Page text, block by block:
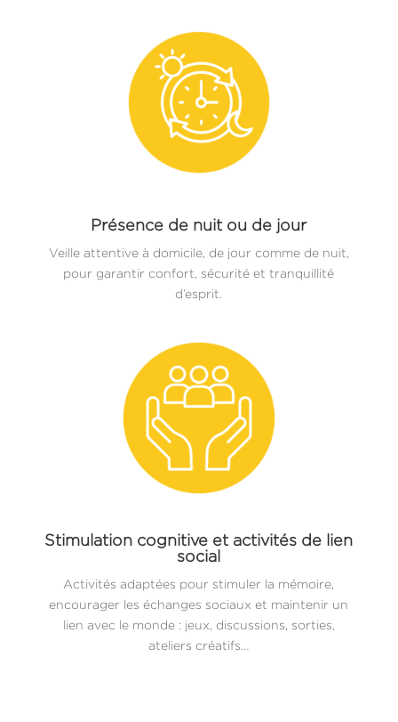
Présence de nuit ou de jour
Veille attentive à domicile, de jour comme de nuit,
pour garantir confort, sécurité et tranquillité
d’esprit.
Stimulation cognitive et activités de lien
social
Activités adaptées pour stimuler la mémoire,
encourager les échanges sociaux et maintenir un
lien avec le monde : jeux, discussions, sorties,
ateliers créatifs…